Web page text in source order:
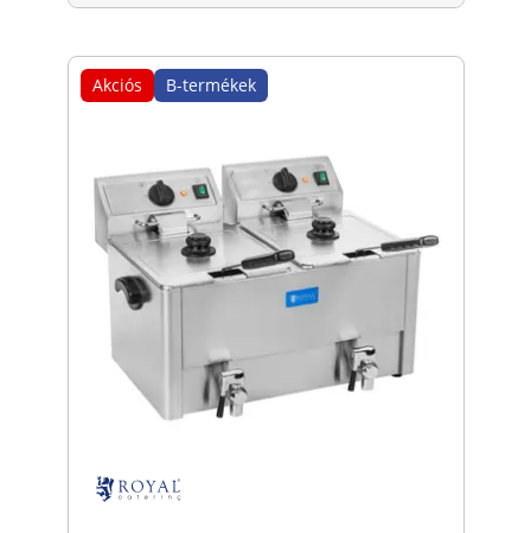
Akciós B-termékek